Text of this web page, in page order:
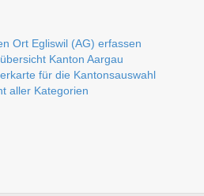
Ort Egliswil (AG) erfassen
Kanton Aargau
für die Kantonsauswahl
aller Kategorien